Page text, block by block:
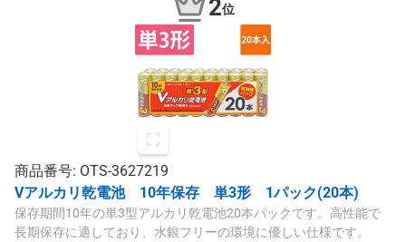
2位
商品番号: OTS-3627219
Vアルカリ乾電池 10年保存 単3形 1パック(20本)
保存期間10年の単3型アルカリ乾電池20本パックです。高性能で
長期保存に適しており、水銀フリーの環境に優しい仕様です。